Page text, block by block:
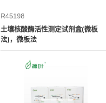
R45198
土壤核酸酶活性测定试剂盒(微板
法)，微板法